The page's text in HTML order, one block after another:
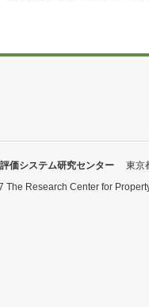
価システム研究センター
東京
The Research Center for